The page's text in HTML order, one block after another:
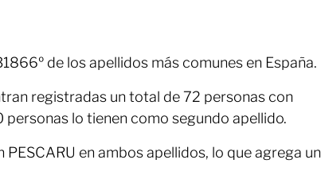
de los apellidos más comunes en España.
registradas un total de 72 personas con
lo tienen como segundo apellido.
en ambos apellidos, lo que agrega un